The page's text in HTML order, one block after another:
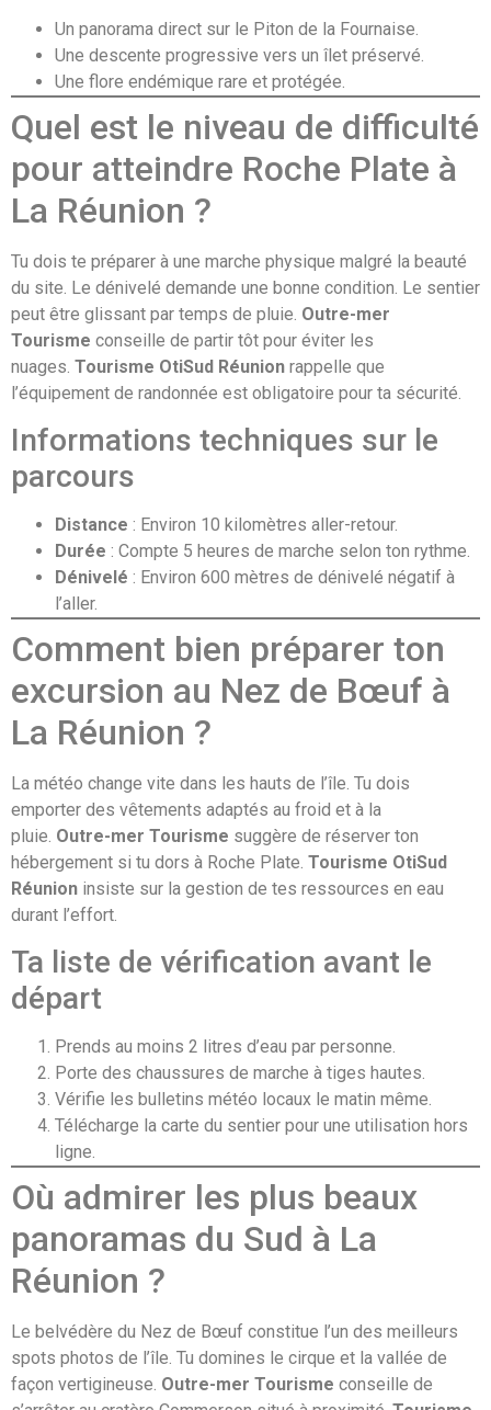
Un panorama direct sur le Piton de la Fournaise.
Une descente progressive vers un îlet préservé.
Une flore endémique rare et protégée.
Quel est le niveau de difficulté
pour atteindre Roche Plate à
La Réunion ?
Tu dois te préparer à une marche physique malgré la beauté
du site. Le dénivelé demande une bonne condition. Le sentier
peut être glissant par temps de pluie. Outre-mer
Tourisme conseille de partir tôt pour éviter les
nuages. Tourisme OtiSud Réunion rappelle que
l’équipement de randonnée est obligatoire pour ta sécurité.
Informations techniques sur le
parcours
Distance : Environ 10 kilomètres aller-retour.
Durée : Compte 5 heures de marche selon ton rythme.
Dénivelé : Environ 600 mètres de dénivelé négatif à
l’aller.
Comment bien préparer ton
excursion au Nez de Bœuf à
La Réunion ?
La météo change vite dans les hauts de l’île. Tu dois
emporter des vêtements adaptés au froid et à la
pluie. Outre-mer Tourisme suggère de réserver ton
hébergement si tu dors à Roche Plate. Tourisme OtiSud
Réunion insiste sur la gestion de tes ressources en eau
durant l’effort.
Ta liste de vérification avant le
départ
Prends au moins 2 litres d’eau par personne.
Porte des chaussures de marche à tiges hautes.
Vérifie les bulletins météo locaux le matin même.
Télécharge la carte du sentier pour une utilisation hors
ligne.
Où admirer les plus beaux
panoramas du Sud à La
Réunion ?
Le belvédère du Nez de Bœuf constitue l’un des meilleurs
spots photos de l’île. Tu domines le cirque et la vallée de
façon vertigineuse. Outre-mer Tourisme conseille de